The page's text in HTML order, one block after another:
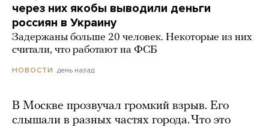
через них якобы выводили деньги
россиян в Украину
Задержаны больше 20 человек. Некоторые из них
считали, что работают на ФСБ
НОВОСТИ день назад
В Москве прозвучал громкий взрыв. Его
слышали в разных частях города. Что это